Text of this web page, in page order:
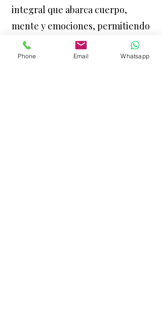
integral que abarca cuerpo,
mente y emociones, permitiendo
la liberación de bloqueos y
tensiones.
Phone Email Whatsapp